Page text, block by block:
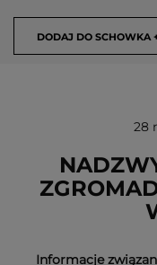
DODAJ DO SCHOWKA
USUŃ ZE
28
Informacje